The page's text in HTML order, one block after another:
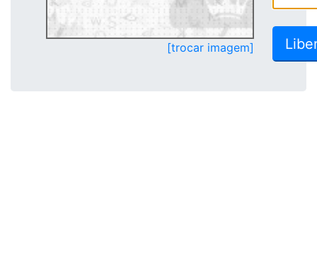
[trocar imagem]